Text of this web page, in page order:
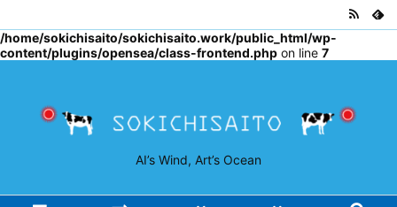
/home/sokichisaito/sokichisaito.work/public_html/wp-
content/plugins/opensea/class-frontend.php on line 7
AI’s Wind, Art’s Ocean